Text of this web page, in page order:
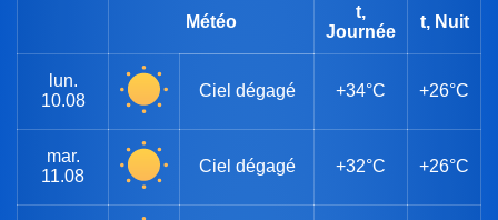
Météo
t,
Journée
t, Nuit
lun.
10.08
Ciel dégagé +34°C +26°C
mar.
11.08
Ciel dégagé +32°C +26°C